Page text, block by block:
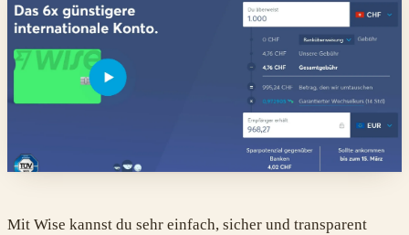
Mit Wise kannst du sehr einfach, sicher und transparent